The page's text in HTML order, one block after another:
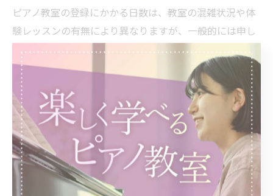
ピアノ教室の登録にかかる日数は、教室の混雑状況や体
験レッスンの有無により異なりますが、一般的には申し
込みから1週間前後でレッスンを開始できるケースが多い
です。特に福岡県内では、空き状況が比較的柔軟な教室
が多く、希望に合わせて調整しやすい傾向があります。
スムーズに登録を進めるためには、申込時に必要事項を
正確に記入し、希望のレッスン日時やコースを具体的に
伝えることがポイントです。また、体験レッスン後に即
時本登録を希望する場合は、事前に必要書類や持参物を
確認しておくと手続きが円滑になります。